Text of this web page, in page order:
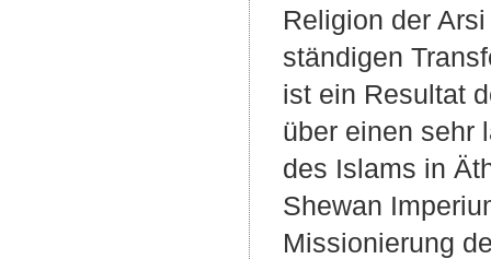
Religion der
ständigen
ist ein Resultat
über einen sehr
des Islams in
Shewan
Missionierung